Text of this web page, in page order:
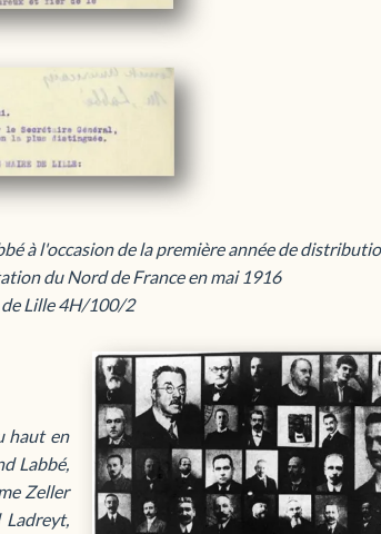
à l'occasion de la première année de
du Nord de France en mai 1916
Lille 4H/100/2
haut en
Labbé,
Zeller
Ladreyt,